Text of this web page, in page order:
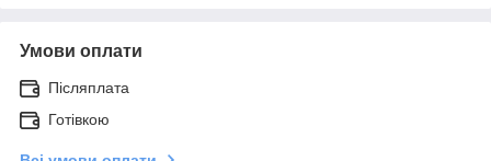
Умови оплати
Післяплата
Готівкою